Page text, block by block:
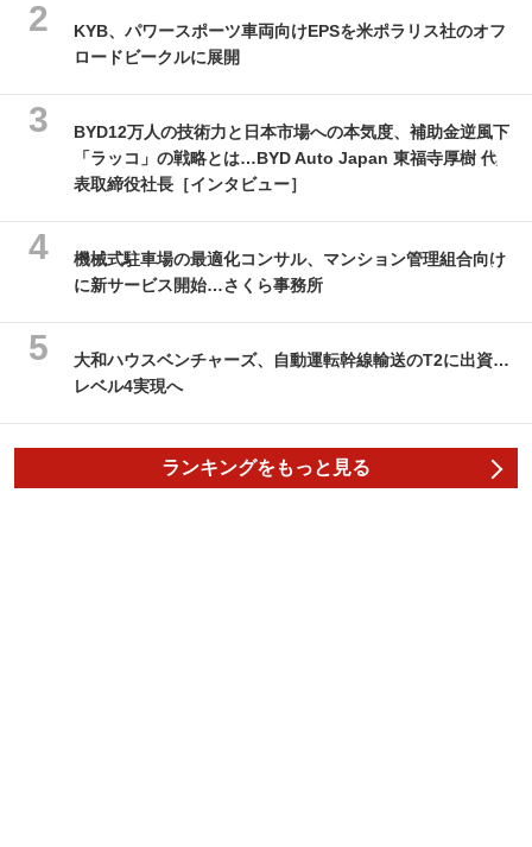
KYB、パワースポーツ車両向けEPSを米ポラリス社のオフ
ロードビークルに展開
BYD12万人の技術力と日本市場への本気度、補助金逆風下
「ラッコ」の戦略とは…BYD Auto Japan 東福寺厚樹 代
表取締役社長［インタビュー］
機械式駐車場の最適化コンサル、マンション管理組合向け
に新サービス開始…さくら事務所
大和ハウスベンチャーズ、自動運転幹線輸送のT2に出資…
レベル4実現へ
ランキングをもっと見る